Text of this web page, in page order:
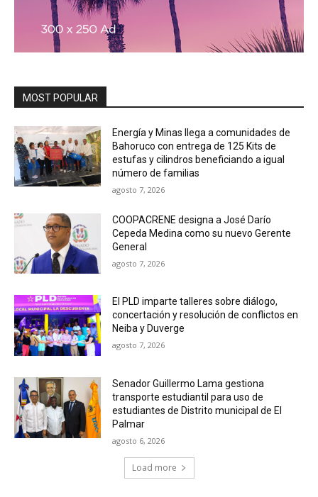
MOST POPULAR
Energía y Minas llega a comunidades de
Bahoruco con entrega de 125 Kits de
estufas y cilindros beneficiando a igual
número de familias
agosto 7, 2026
COOPACRENE designa a José Darío
Cepeda Medina como su nuevo Gerente
General
agosto 7, 2026
El PLD imparte talleres sobre diálogo,
concertación y resolución de conflictos en
Neiba y Duverge
agosto 7, 2026
Senador Guillermo Lama gestiona
transporte estudiantil para uso de
estudiantes de Distrito municipal de El
Palmar
agosto 6, 2026
Load more